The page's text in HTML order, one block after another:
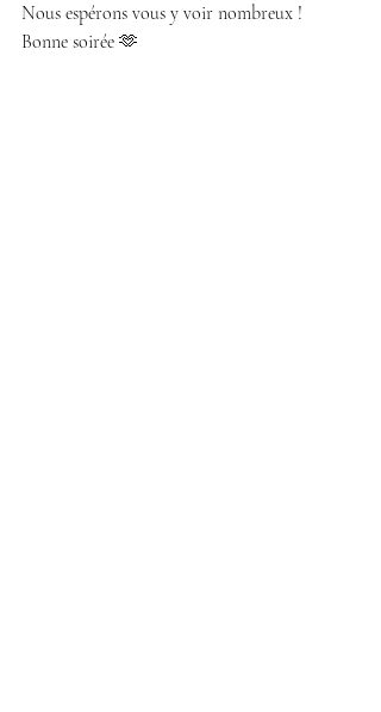
Nous espérons vous y voir nombreux !
Bonne soirée 🫶